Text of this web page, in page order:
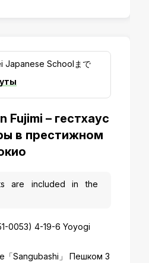
Japanese Schoolまで
Fujimi – гестхаус
в престижном
are included in the
0053) 4-19-6 Yoyogi
「Sangubashi」 Пешком 3